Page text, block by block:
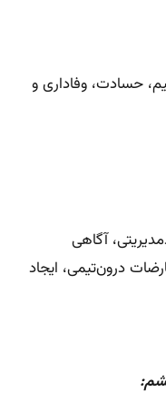
حسادت، وفاداری و
آگاهی
درون‌تیمی، ایجاد